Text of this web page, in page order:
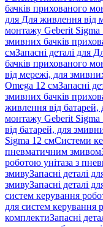
бачків прихованого
для Для живлення від
монтажу Geberit Sigma
змивних бачків
смЗапасні деталі для
бачків прихованого
від мережі, для
Omega 12 смЗапасні
змивних бачків
живлення від батарей,
монтажу Geberit Sigma
від батарей, для
Sigma 12 смСистеми
пневматичним змивом
роботою унітаза з
змивуЗапасні деталі
змивуЗапасні деталі
систем керування
для систем керування
комплектиЗапасні